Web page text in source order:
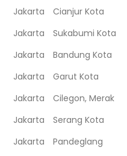
Jakarta
Cianjur Kota
Jakarta
Sukabumi Kota
Jakarta
Bandung Kota
Jakarta
Garut Kota
Jakarta
Cilegon, Merak
Jakarta
Serang Kota
Jakarta
Pandeglang